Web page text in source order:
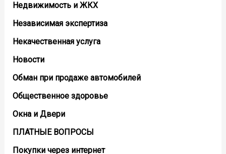
Недвижимость и ЖКХ
Независимая экспертиза
Некачественная услуга
Новости
Обман при продаже автомобилей
Общественное здоровье
Окна и Двери
ПЛАТНЫЕ ВОПРОСЫ
Покупки через интернет